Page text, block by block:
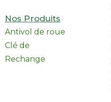
Nos Produits
Antivol de roue
Clé de
Rechange